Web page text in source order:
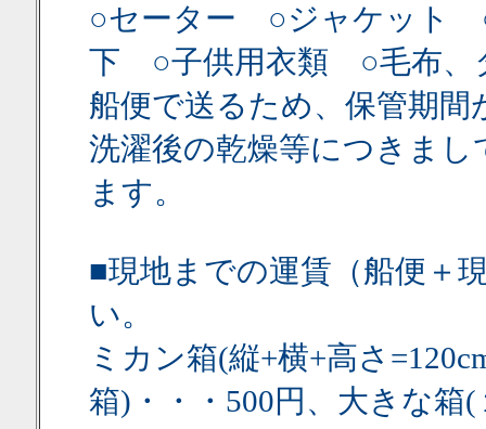
○セーター ○ジャケット
下 ○子供用衣類 ○毛布
船便で送るため、保管期
洗濯後の乾燥等につきま
ます。
■現地までの運賃（船便＋
い。
ミカン箱(縦+横+高さ
箱)・・・500円、大きな箱(